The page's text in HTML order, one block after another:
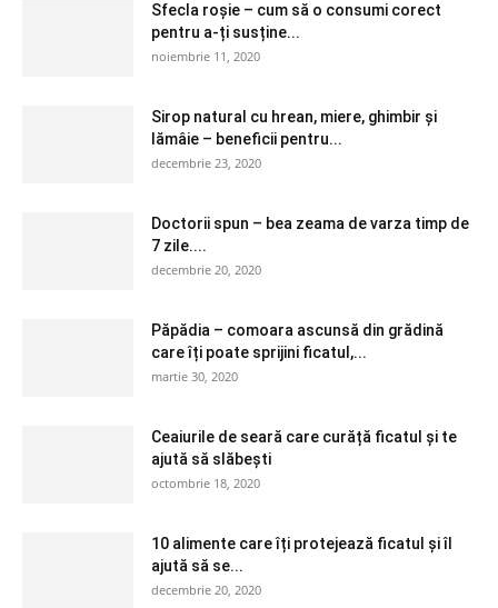
Sfecla roșie – cum să o consumi corect
pentru a-ți susține...
noiembrie 11, 2020
Sirop natural cu hrean, miere, ghimbir și
lămâie – beneficii pentru...
decembrie 23, 2020
Doctorii spun – bea zeama de varza timp de
7 zile....
decembrie 20, 2020
Păpădia – comoara ascunsă din grădină
care îți poate sprijini ficatul,...
martie 30, 2020
Ceaiurile de seară care curăță ficatul și te
ajută să slăbești
octombrie 18, 2020
10 alimente care îți protejează ficatul și îl
ajută să se...
decembrie 20, 2020